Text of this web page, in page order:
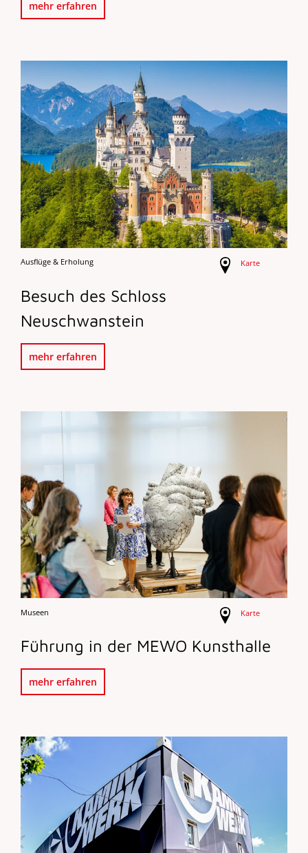
mehr erfahren
Ausflüge & Erholung Karte
Besuch des Schloss
Neuschwanstein
mehr erfahren
Museen Karte
Führung in der MEWO Kunsthalle
mehr erfahren